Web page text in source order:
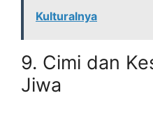
Kulturalnya
9. Cimi dan
Jiwa